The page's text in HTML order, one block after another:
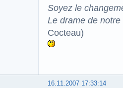
Soyez le
Le drame de
Cocteau)
16.11.2007 17:33:14